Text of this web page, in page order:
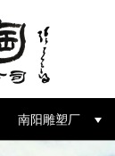
南阳雕塑厂